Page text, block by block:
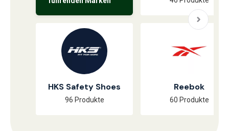
HKS Safety Shoes
96 Produkte
Reebok
60 Produkte